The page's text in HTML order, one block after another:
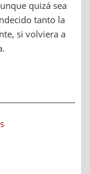
quizá sea
tanto la
si volviera a